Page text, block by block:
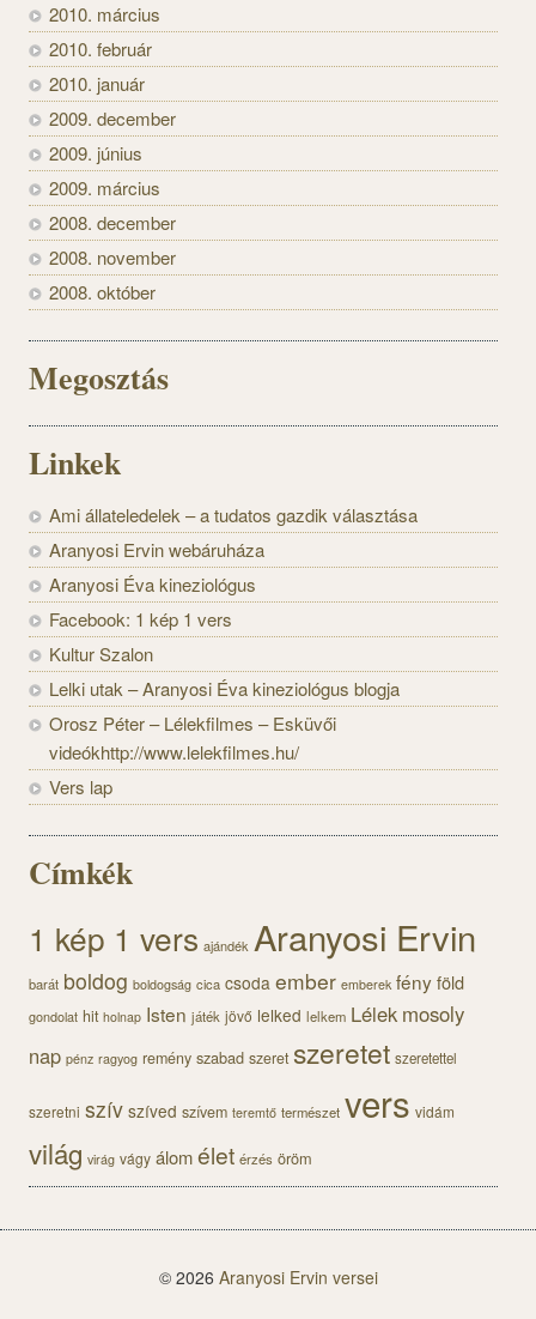
2010. március
2010. február
2010. január
2009. december
2009. június
2009. március
2008. december
2008. november
2008. október
Megosztás
Linkek
Ami állateledelek – a tudatos gazdik választása
Aranyosi Ervin webáruháza
Aranyosi Éva kineziológus
Facebook: 1 kép 1 vers
Kultur Szalon
Lelki utak – Aranyosi Éva kineziológus blogja
Orosz Péter – Lélekfilmes – Esküvői
videókhttp://www.lelekfilmes.hu/
Vers lap
Címkék
1 kép 1 vers ajándék Aranyosi Ervin
barát boldog boldogság cica csoda ember emberek fényföld
gondolat hit holnap Isten játék jövő lelked lelkem Lélek mosoly
nap pénz ragyog remény szabad szeret szeretet szeretettel
szeretni szív szíved szívem teremtő természet vers vidám
világ virág vágy álomélet érzés öröm
© 2026 Aranyosi Ervin versei